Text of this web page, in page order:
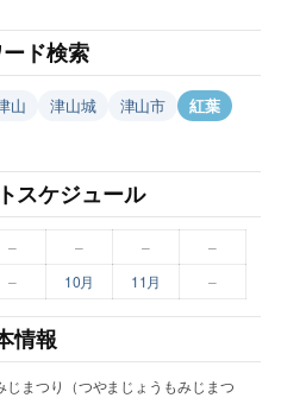
ド検索
山 津山城 津山市
紅葉
スケジュール
– – –
–
– 10月 11月 –
情報
じまつり（つやまじょうもみじまつ